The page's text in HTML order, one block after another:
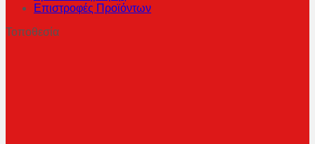
Επιστροφές Προϊόντων
Τοποθεσία